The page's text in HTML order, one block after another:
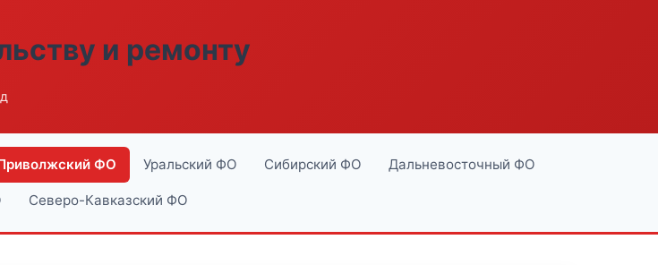
и ремонту
ФО Уральский ФО Сибирский ФО Дальневосточный ФО
Северо-Кавказский ФО